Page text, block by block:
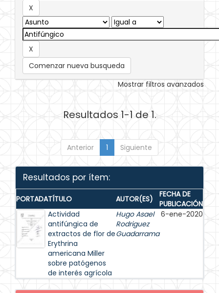
Comenzar nueva busqueda
Mostrar filtros avanzados
Resultados 1-1 de 1.
Anterior 1 Siguiente
Resultados por ítem:
PORTADATÍTULO AUTOR(ES)
FECHA DE
PUBLICACIÓN
Actividad
antifúngica de
extractos de flor de
Erythrina
americana Miller
sobre patógenos
de interés agrícola
Hugo Asael
Rodriguez
Guadarrama
6-ene-2020